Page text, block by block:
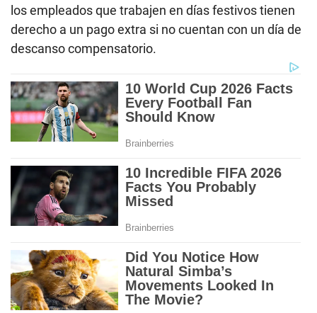
los empleados que trabajen en días festivos tienen
derecho a un pago extra si no cuentan con un día de
descanso compensatorio.